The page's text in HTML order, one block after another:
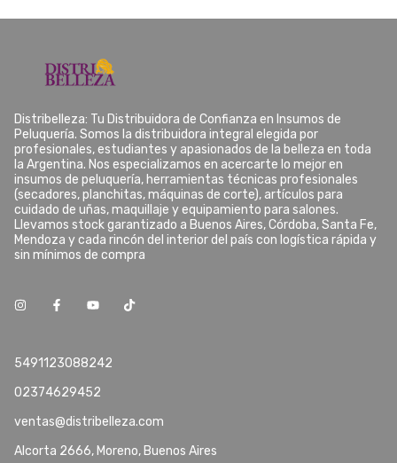
Distribelleza: Tu Distribuidora de Confianza en Insumos de
Peluquería. Somos la distribuidora integral elegida por
profesionales, estudiantes y apasionados de la belleza en toda
la Argentina. Nos especializamos en acercarte lo mejor en
insumos de peluquería, herramientas técnicas profesionales
(secadores, planchitas, máquinas de corte), artículos para
cuidado de uñas, maquillaje y equipamiento para salones.
Llevamos stock garantizado a Buenos Aires, Córdoba, Santa Fe,
Mendoza y cada rincón del interior del país con logística rápida y
sin mínimos de compra
5491123088242
02374629452
ventas@distribelleza.com
Alcorta 2666, Moreno, Buenos Aires